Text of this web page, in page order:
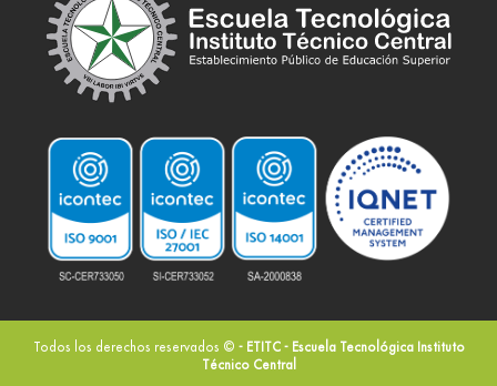
Todos los derechos reservados © - ETITC - Escuela Tecnológica Instituto
Técnico Central